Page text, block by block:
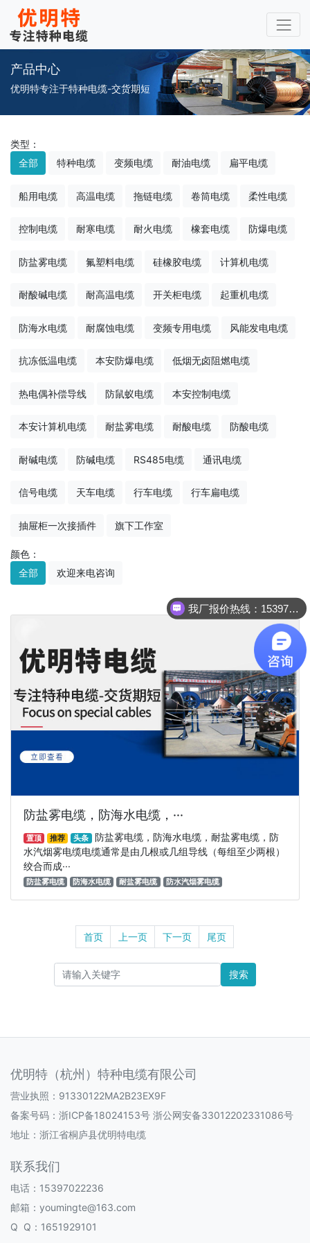
产品中心
优明特专注于特种电缆-交货期短
类型：
全部
特种电缆 变频电缆 耐油电缆 扁平电缆
船用电缆 高温电缆 拖链电缆 卷筒电缆 柔性电缆
控制电缆 耐寒电缆 耐火电缆 橡套电缆 防爆电缆
防盐雾电缆 氟塑料电缆 硅橡胶电缆 计算机电缆
耐酸碱电缆 耐高温电缆 开关柜电缆 起重机电缆
防海水电缆 耐腐蚀电缆 变频专用电缆 风能发电电缆
抗冻低温电缆 本安防爆电缆 低烟无卤阻燃电缆
热电偶补偿导线 防鼠蚁电缆 本安控制电缆
本安计算机电缆 耐盐雾电缆 耐酸电缆 防酸电缆
耐碱电缆 防碱电缆 RS485电缆 通讯电缆
信号电缆 天车电缆 行车电缆 行车扁电缆
抽屉柜一次接插件 旗下工作室
颜色：
全部
欢迎来电咨询
防盐雾电缆，防海水电缆，···
置顶 推荐 头条 防盐雾电缆，防海水电缆，耐盐雾电缆，防
水汽烟雾电缆电缆通常是由几根或几组导线（每组至少两根）
绞合而成···
防盐雾电缆 防海水电缆 耐盐雾电缆 防水汽烟雾电缆
首页 上一页 下一页 尾页
搜索
优明特（杭州）特种电缆有限公司
营业执照：91330122MA2B23EX9F
备案号码： 浙ICP备18024153号 浙公网安备33012202331086号
地址：浙江省桐庐县优明特电缆
联系我们
电话：15397022236
邮箱：youmingte@163.com
Q Q：1651929101
我厂报价热线：15397022236